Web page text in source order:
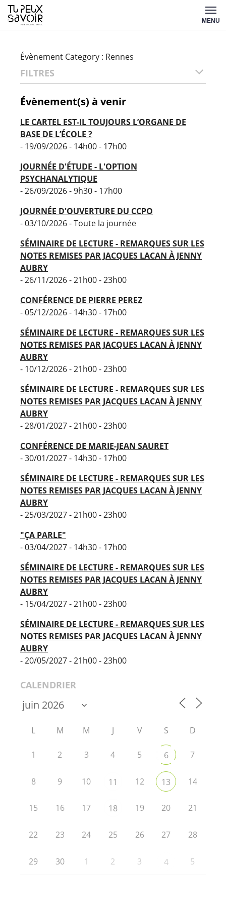
Aller
au
MENU
Évènement Category : Rennes
FILTRES
Évènement(s) à venir
LE CARTEL EST-IL TOUJOURS L’ORGANE DE
BASE DE L’ÉCOLE ?
- 19/09/2026 - 14h00 - 17h00
JOURNÉE D'ÉTUDE - L'OPTION
PSYCHANALYTIQUE
- 26/09/2026 - 9h30 - 17h00
JOURNÉE D'OUVERTURE DU CCPO
- 03/10/2026 - Toute la journée
SÉMINAIRE DE LECTURE - REMARQUES SUR LES
NOTES REMISES PAR JACQUES LACAN À JENNY
AUBRY
- 26/11/2026 - 21h00 - 23h00
CONFÉRENCE DE PIERRE PEREZ
- 05/12/2026 - 14h30 - 17h00
SÉMINAIRE DE LECTURE - REMARQUES SUR LES
NOTES REMISES PAR JACQUES LACAN À JENNY
AUBRY
- 10/12/2026 - 21h00 - 23h00
SÉMINAIRE DE LECTURE - REMARQUES SUR LES
NOTES REMISES PAR JACQUES LACAN À JENNY
AUBRY
- 28/01/2027 - 21h00 - 23h00
CONFÉRENCE DE MARIE-JEAN SAURET
- 30/01/2027 - 14h30 - 17h00
SÉMINAIRE DE LECTURE - REMARQUES SUR LES
NOTES REMISES PAR JACQUES LACAN À JENNY
AUBRY
- 25/03/2027 - 21h00 - 23h00
"ÇA PARLE"
- 03/04/2027 - 14h30 - 17h00
SÉMINAIRE DE LECTURE - REMARQUES SUR LES
NOTES REMISES PAR JACQUES LACAN À JENNY
AUBRY
- 15/04/2027 - 21h00 - 23h00
SÉMINAIRE DE LECTURE - REMARQUES SUR LES
NOTES REMISES PAR JACQUES LACAN À JENNY
AUBRY
- 20/05/2027 - 21h00 - 23h00
CALENDRIER
L M M J V S D
1 2 3 4 5 6 7
8 9 10 11 12 13 14
15 16 17 18 19 20 21
22 23 24 25 26 27 28
29 30 1 2 3 4 5